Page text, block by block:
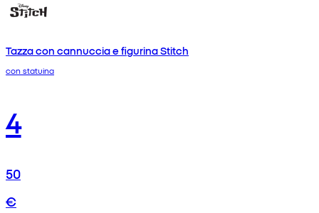
Tazza con cannuccia e figurina Stitch
con statuina
4
50
€